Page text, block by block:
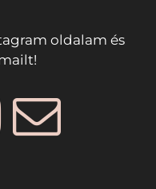
oldalam és